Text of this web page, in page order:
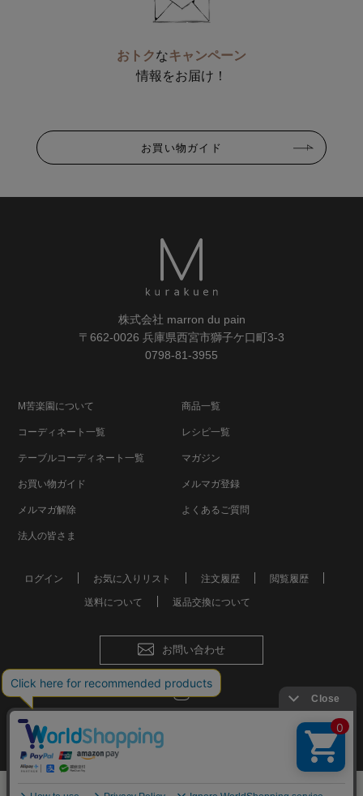
おトクなキャンペーン
情報をお届け！
お買い物ガイド
株式会社 marron du pain
〒662-0026 兵庫県西宮市獅子ケ口町3-3
0798-81-3955
M苦楽園について 商品一覧
コーディネート一覧 レシピ一覧
テーブルコーディネート一覧 マガジン
お買い物ガイド メルマガ登録
メルマガ解除 よくあるご質問
法人の皆さま
ログイン お気に入りリスト 注文履歴 閲覧履歴
送料について 返品交換について
お問い合わせ
会社概要
おしゃれな食器やお皿の通販